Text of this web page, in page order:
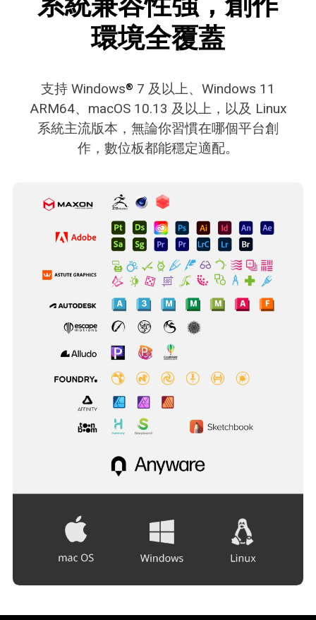
環境全覆蓋
支持 Windows® 7 及以上、Windows 11
ARM64、macOS 10.13 及以上，以及 Linux
系統主流版本，無論你習慣在哪個平台創
作，數位板都能穩定適配。